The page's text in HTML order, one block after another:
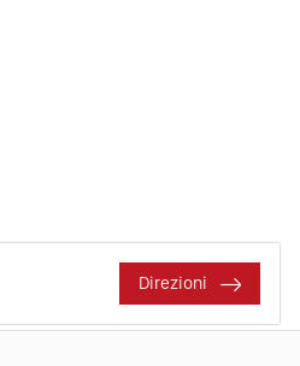
Direzioni